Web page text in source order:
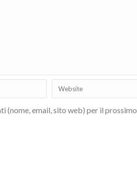
(nome, email, sito web) per il prossimo